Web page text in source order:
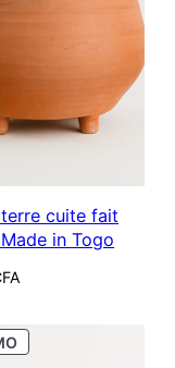
cuite fait
in Togo
PRODUIT
EN